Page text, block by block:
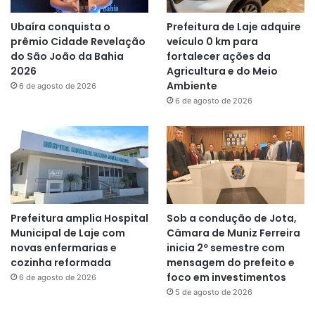
Ubaíra conquista o
prêmio Cidade Revelação
do São João da Bahia
2026
6 de agosto de 2026
Prefeitura de Laje adquire
veículo 0 km para
fortalecer ações da
Agricultura e do Meio
Ambiente
6 de agosto de 2026
Prefeitura amplia Hospital
Municipal de Laje com
novas enfermarias e
cozinha reformada
6 de agosto de 2026
Sob a condução de Jota,
Câmara de Muniz Ferreira
inicia 2º semestre com
mensagem do prefeito e
foco em investimentos
5 de agosto de 2026